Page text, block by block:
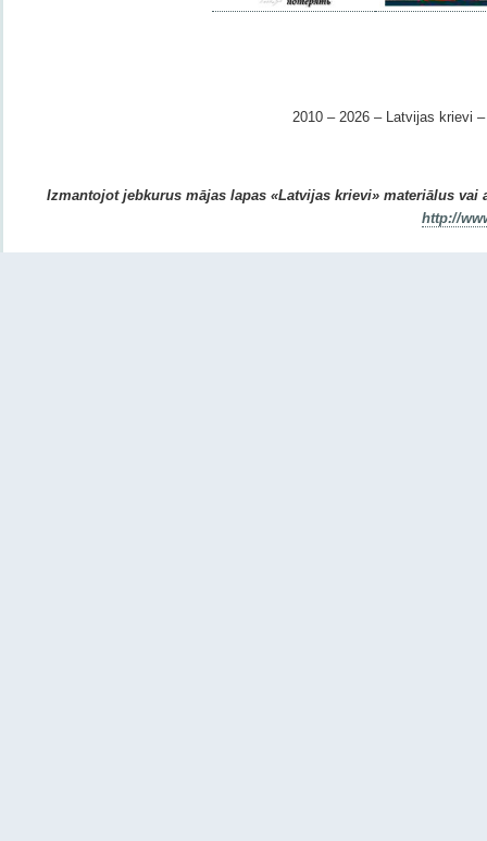
2010 – 2026 – Latvijas krievi –
Izmantojot jebkurus mājas lapas «Latvijas krievi» materiālus
http://